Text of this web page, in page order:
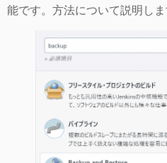
能です。方法について説明しま